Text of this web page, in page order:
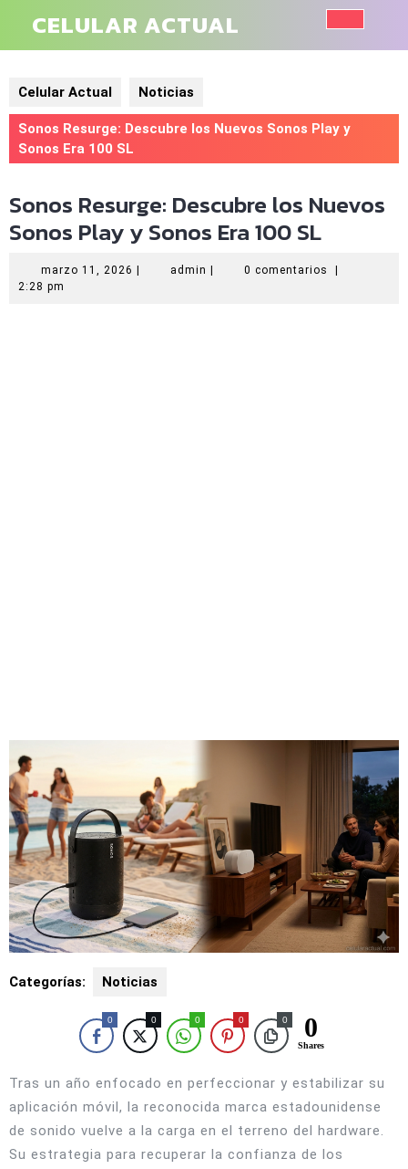
contenido
CELULAR ACTUAL
Celular Actual Noticias
Sonos Resurge: Descubre los Nuevos Sonos Play y
Sonos Era 100 SL
Sonos Resurge: Descubre los Nuevos
Sonos Play y Sonos Era 100 SL
marzo 11, 2026 marzo
admin admin 0 comentarios
2:28 pm
Categorías: Noticias
0 0 0 0 0 0
Shares
Tras un año enfocado en perfeccionar y estabilizar su
aplicación móvil, la reconocida marca estadounidense
de sonido vuelve a la carga en el terreno del hardware.
Su estrategia para recuperar la confianza de los